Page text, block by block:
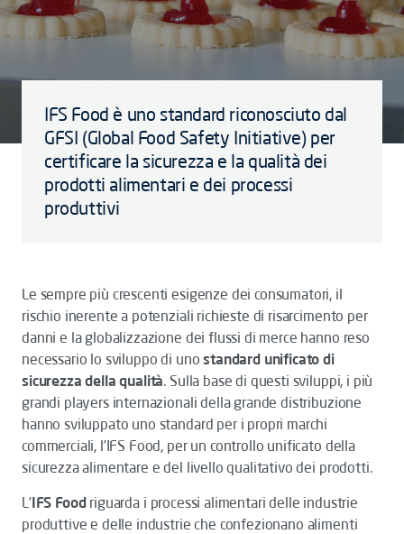
IFS Food è uno standard riconosciuto dal
GFSI (Global Food Safety Initiative) per
certificare la sicurezza e la qualità dei
prodotti alimentari e dei processi
produttivi
Le sempre più crescenti esigenze dei consumatori, il
rischio inerente a potenziali richieste di risarcimento per
danni e la globalizzazione dei flussi di merce hanno reso
necessario lo sviluppo di unostandard unificato di
sicurezza della qualità. Sulla base di questi sviluppi, i più
grandi players internazionali della grande distribuzione
hanno sviluppato uno standard per i propri marchi
commerciali, l’IFS Food, per un controllo unificato della
sicurezza alimentare e del livello qualitativo dei prodotti.
L’IFS Foodriguarda i processi alimentari delle industrie
produttive e delle industrie che confezionano alimenti